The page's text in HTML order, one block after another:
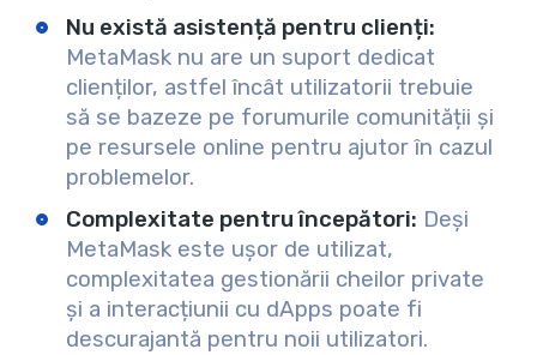
Nu există asistență pentru clienți:
MetaMask nu are un suport dedicat
clienților, astfel încât utilizatorii trebuie
să se bazeze pe forumurile comunității și
pe resursele online pentru ajutor în cazul
problemelor.
Complexitate pentru începători: Deși
MetaMask este ușor de utilizat,
complexitatea gestionării cheilor private
și a interacțiunii cu dApps poate fi
descurajantă pentru noii utilizatori.